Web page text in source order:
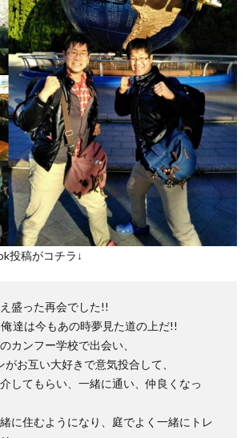
投稿がコチラ↓
盛った再会でした!!
達は今もあの時夢見た道の上だ!!
カンフー学校で出会い、
お互い大好きで意気投合して、
してもらい、一緒に通い、仲良くなっ
に住むようになり、庭でよく一緒にトレ